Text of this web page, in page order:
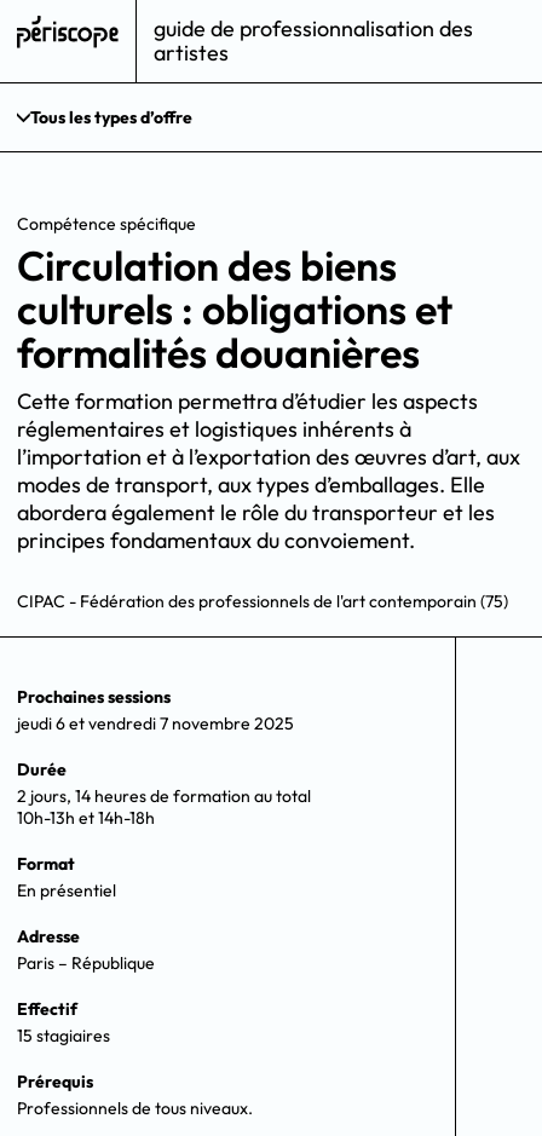
guide de professionnalisation des
artistes
Tous les types d’offre
Compétence spécifique
Circulation des biens
culturels : obligations et
formalités douanières
Cette formation permettra d’étudier les aspects
réglementaires et logistiques inhérents à
l’importation et à l’exportation des œuvres d’art, aux
modes de transport, aux types d’emballages. Elle
abordera également le rôle du transporteur et les
principes fondamentaux du convoiement.
CIPAC - Fédération des professionnels de l'art contemporain (75)
Prochaines sessions
jeudi 6 et vendredi 7 novembre 2025
Durée
2 jours, 14 heures de formation au total
10h-13h et 14h-18h
Format
En présentiel
Adresse
Paris – République
Effectif
15 stagiaires
Prérequis
Professionnels de tous niveaux.